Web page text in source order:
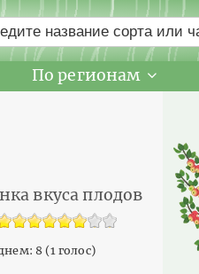
По регионам
вкуса плодов
8 (1 голос)